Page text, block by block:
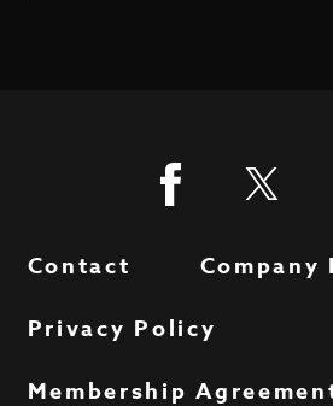
Contact
Company
Privacy Policy
Membership